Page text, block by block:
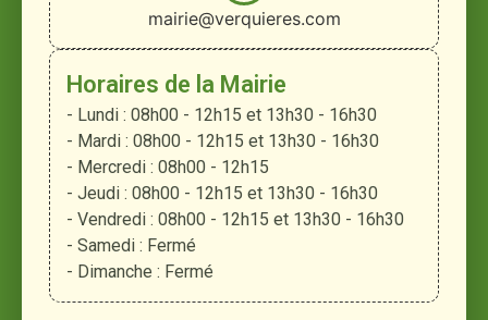
mairie@verquieres.com
Horaires de la Mairie
- Lundi : 08h00 - 12h15 et 13h30 - 16h30
- Mardi : 08h00 - 12h15 et 13h30 - 16h30
- Mercredi : 08h00 - 12h15
- Jeudi : 08h00 - 12h15 et 13h30 - 16h30
- Vendredi : 08h00 - 12h15 et 13h30 - 16h30
- Samedi : Fermé
- Dimanche : Fermé